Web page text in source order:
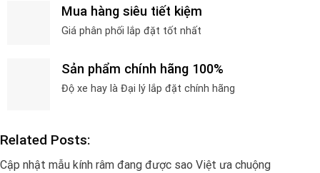
Mua hàng siêu tiết kiệm
Giá phân phối lắp đặt tốt nhất
Sản phẩm chính hãng 100%
Độ xe hay là Đại lý lắp đặt chính hãng
Related Posts:
Cập nhật mẫu kính râm đang được sao Việt ưa chuộng